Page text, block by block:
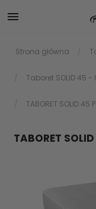

Strona główna
Taboret SOLID 45
TABORET SOLID 45
TABORET